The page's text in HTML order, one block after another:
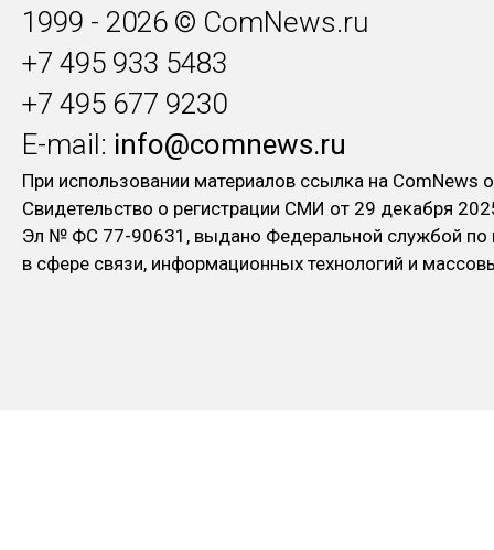
1999 - 2026 © ComNews.ru
+7 495 933 5483
+7 495 677 9230
E-mail: info@comnews.ru
При использовании материалов ссылка на ComNews
Свидетельство о регистрации СМИ от 29 декабря
Эл № ФC 77-90631, выдано Федеральной службой по
в сфере связи, информационных технологий и